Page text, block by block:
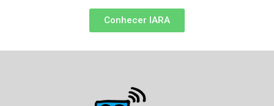
Conhecer IARA